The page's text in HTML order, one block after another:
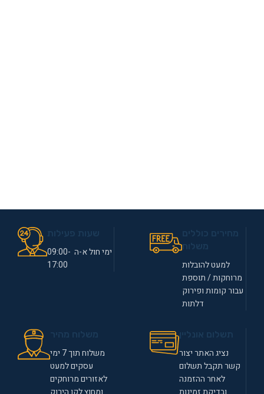
למעט להובלות
מרוחקות / תוספת
עבור קומות ופירוק
דלתות
ימי חול א-ה 09:00-
17:00
נציג האתר יצור
קשר תקבל תשלום
לאחר ההזמנה
משלוח תוך 7 ימי
עסקים למעט
לאזורים מרוחקים